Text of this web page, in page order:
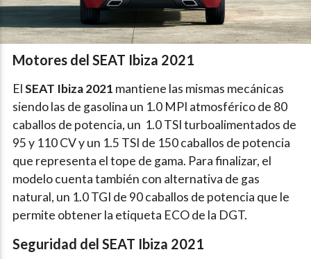
Motores del SEAT Ibiza 2021
ElSEAT Ibiza 2021 mantiene las mismas mecánicas
siendo las de gasolina un 1.0 MPI atmosférico de 80
caballos de potencia, un 1.0 TSI turboalimentados de
95 y 110 CV y un 1.5 TSI de 150 caballos de potencia
que representa el tope de gama. Para finalizar, el
modelo cuenta también con alternativa de gas
natural, un 1.0 TGI de 90 caballos de potencia que le
permite obtener la etiqueta ECO de la DGT.
Seguridad del SEAT Ibiza 2021